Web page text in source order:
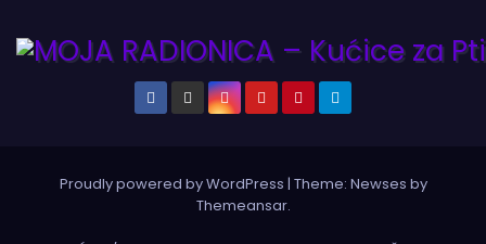
Proudly powered by WordPress | Theme: Newses by
Themeansar.